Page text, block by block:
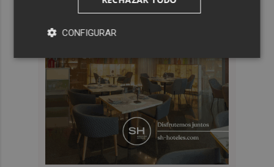
CONFIGURAR